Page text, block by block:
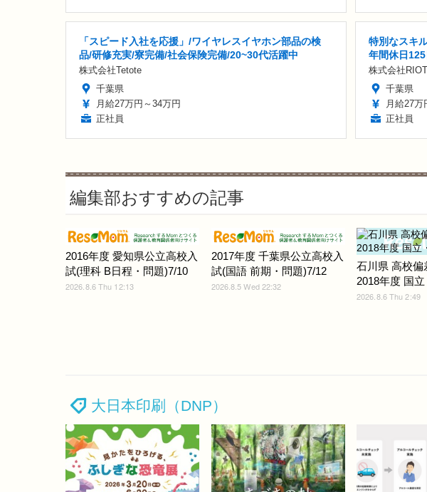
「スピード入社を応援」/ワイヤレスイヤホン部品の検
品/研修充実/寮完備/社会保険完備/20~30代活躍中
株式会社Tetote
千葉県
月給27万円～34万円
正社員
特別なスキ
年間休日
株式会社RIOT
千葉県
月給27万
正社員
編集部おすすめの記事
2016年度 愛知県公立高校入
試(理科 B日程・問題)7/10
2026.8.6 Thu 12:13
2017年度 千葉県公立高校入
試(国語 前期・問題)7/12
2026.8.5 Wed 22:32
石川県 高校偏
2018年度 国
2026.8.6 Thu 2:49
大日本印刷（DNP）